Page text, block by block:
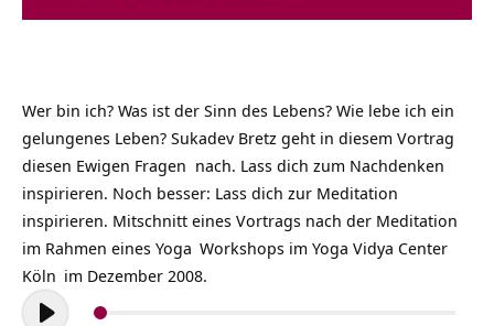
Wer bin ich? Was ist der Sinn des Lebens? Wie lebe ich ein
gelungenes Leben? Sukadev Bretz geht in diesem Vortrag
diesen Ewigen Fragen nach. Lass dich zum Nachdenken
inspirieren. Noch besser: Lass dich zur Meditation
inspirieren. Mitschnitt eines Vortrags nach der Meditation
im Rahmen eines Yoga Workshops im Yoga Vidya Center
Köln im Dezember 2008.
Audio-